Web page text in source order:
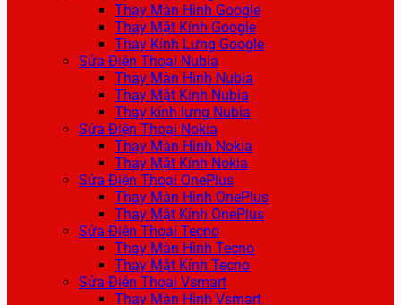
Thay Màn Hình Google
Thay Mặt Kính Google
Thay Kính Lưng Google
Sửa Điện Thoại Nubia
Thay Màn Hình Nubia
Thay Mặt Kính Nubia
Thay kính lưng Nubia
Sửa Điện Thoại Nokia
Thay Màn Hình Nokia
Thay Mặt Kính Nokia
Sửa Điện Thoại OnePlus
Thay Màn Hình OnePlus
Thay Mặt Kính OnePlus
Sửa Điện Thoại Tecno
Thay Màn Hình Tecno
Thay Mặt Kính Tecno
Sửa Điện Thoại Vsmart
Thay Màn Hình Vsmart